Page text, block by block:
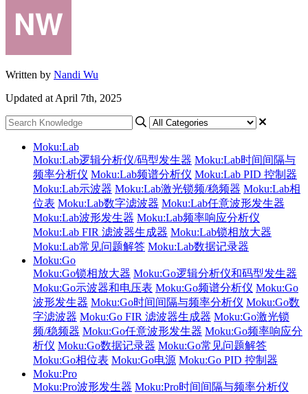
Written by Nandi Wu
Updated at April 7th, 2025
Moku:Lab
Moku:Lab逻辑分析仪/码型发生器 Moku:Lab时间间隔与
频率分析仪 Moku:Lab频谱分析仪 Moku:Lab PID 控制器
Moku:Lab示波器 Moku:Lab激光锁频/稳频器 Moku:Lab相
位表 Moku:Lab数字滤波器 Moku:Lab任意波形发生器
Moku:Lab波形发生器 Moku:Lab频率响应分析仪
Moku:Lab FIR 滤波器生成器 Moku:Lab锁相放大器
Moku:Lab常见问题解答 Moku:Lab数据记录器
Moku:Go
Moku:Go锁相放大器 Moku:Go逻辑分析仪和码型发生器
Moku:Go示波器和电压表 Moku:Go频谱分析仪 Moku:Go
波形发生器 Moku:Go时间间隔与频率分析仪 Moku:Go数
字滤波器 Moku:Go FIR 滤波器生成器 Moku:Go激光锁
频/稳频器 Moku:Go任意波形发生器 Moku:Go频率响应分
析仪 Moku:Go数据记录器 Moku:Go常见问题解答
Moku:Go相位表 Moku:Go电源 Moku:Go PID 控制器
Moku:Pro
Moku:Pro波形发生器 Moku:Pro时间间隔与频率分析仪